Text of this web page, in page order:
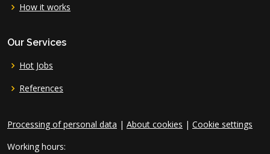
How it works
Our Services
Hot Jobs
References
Processing of personal data | About cookies | Cookie settings
Working hours: